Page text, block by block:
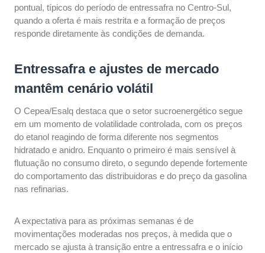
pontual, típicos do período de entressafra no Centro-Sul,
quando a oferta é mais restrita e a formação de preços
responde diretamente às condições de demanda.
Entressafra e ajustes de mercado
mantêm cenário volátil
O Cepea/Esalq destaca que o setor sucroenergético segue
em um momento de volatilidade controlada, com os preços
do etanol reagindo de forma diferente nos segmentos
hidratado e anidro. Enquanto o primeiro é mais sensível à
flutuação no consumo direto, o segundo depende fortemente
do comportamento das distribuidoras e do preço da gasolina
nas refinarias.
A expectativa para as próximas semanas é de
movimentações moderadas nos preços, à medida que o
mercado se ajusta à transição entre a entressafra e o início